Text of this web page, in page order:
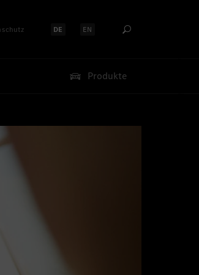
Sprache auswählen:
DE Sprache auswählen:
EN
Produkte